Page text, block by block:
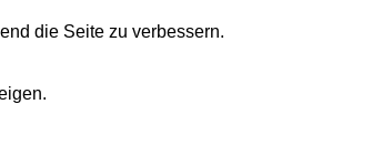
die Seite zu verbessern.